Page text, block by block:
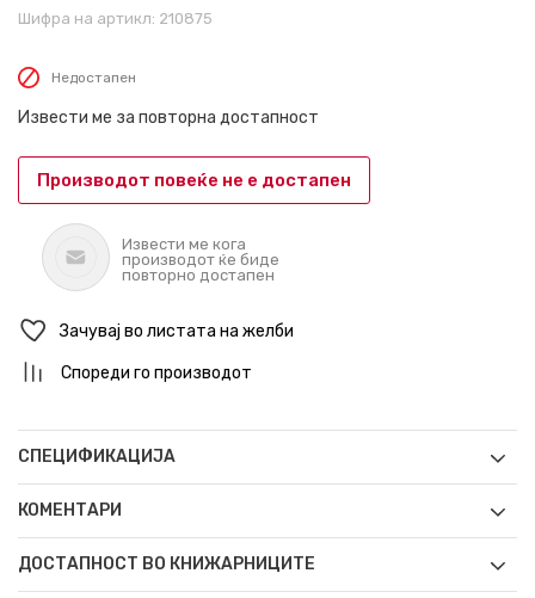
Шифра на артикл: 210875
Недостапен
Извести ме за повторна достапност
Производот повеќе не е достапен
Извести ме кога
производот ќе биде
повторно достапен
Зачувај во листата на желби
Спореди го производот
СПЕЦИФИКАЦИЈА
КОМЕНТАРИ
ДОСТАПНОСТ ВО КНИЖАРНИЦИТЕ